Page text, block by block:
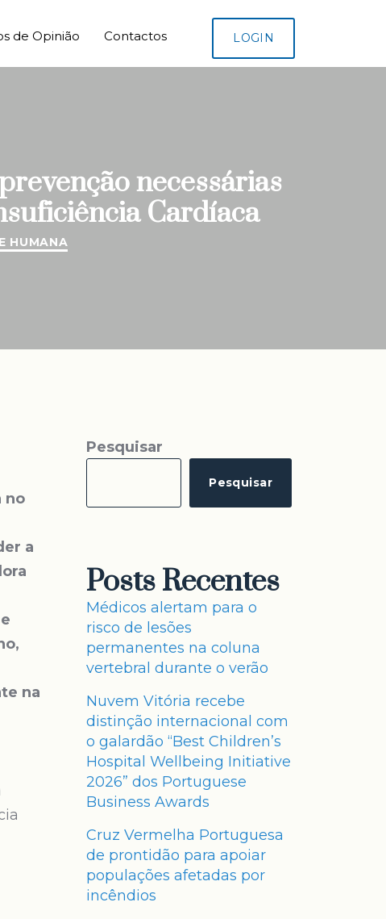
de Opinião Contactos LOGIN
necessárias
Cardíaca
HUMANA
no
a
na
Pesquisar
Pesquisar
Posts Recentes
Médicos alertam para o
risco de lesões
permanentes na coluna
vertebral durante o verão
Nuvem Vitória recebe
distinção internacional com
o galardão “Best Children’s
Hospital Wellbeing Initiative
2026” dos Portuguese
Business Awards
Cruz Vermelha Portuguesa
de prontidão para apoiar
populações afetadas por
incêndios